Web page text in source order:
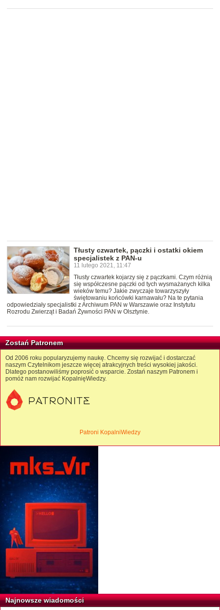
Tłusty czwartek, pączki i ostatki okiem
specjalistek z PAN-u
11 lutego 2021, 11:47
Tłusty czwartek kojarzy się z pączkami. Czym różnią
się współczesne pączki od tych wysmażanych kilka
wieków temu? Jakie zwyczaje towarzyszyły
świętowaniu końcówki karnawału? Na te pytania
odpowiedziały specjalistki z Archiwum PAN w Warszawie oraz Instytutu
Rozrodu Zwierząt i Badań Żywności PAN w Olsztynie.
Zostań Patronem
Od 2006 roku popularyzujemy naukę. Chcemy się rozwijać i dostarczać
naszym Czytelnikom jeszcze więcej atrakcyjnych treści wysokiej jakości.
Dlatego postanowiliśmy poprosić o wsparcie. Zostań naszym Patronem i
pomóż nam rozwijać KopalnięWiedzy.
Patroni KopalniWiedzy
Najnowsze wiadomości